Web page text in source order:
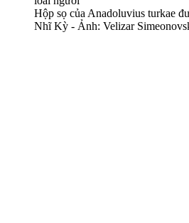
Hộp sọ của Anadoluvius turkae
Nhĩ Kỳ - Ảnh: Velizar